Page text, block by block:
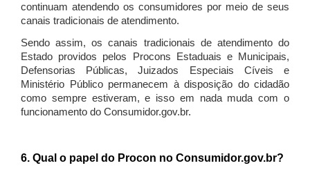
continuam atendendo os consumidores por meio de seus
canais tradicionais de atendimento.
Sendo assim, os canais tradicionais de atendimento do
Estado providos pelos Procons Estaduais e Municipais,
Defensorias Públicas, Juizados Especiais Cíveis e
Ministério Público permanecem à disposição do cidadão
como sempre estiveram, e isso em nada muda com o
funcionamento do Consumidor.gov.br.
6. Qual o papel do Procon no Consumidor.gov.br?